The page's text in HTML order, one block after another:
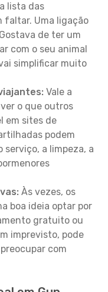
lista das
faltar. Uma ligação
de ter um
com o seu animal
simplificar muito
Vale a
o que outros
em sites de
podem
serviço, a limpeza, a
Às vezes, os
boa ideia optar por
gratuito ou
imprevisto, pode
com